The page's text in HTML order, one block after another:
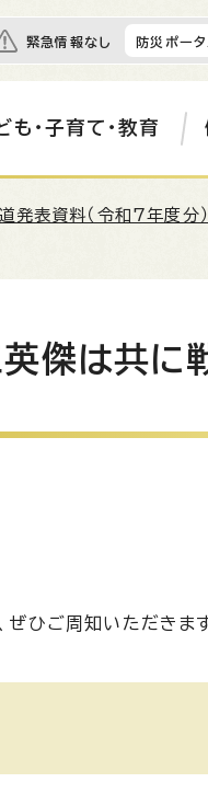
緊急情報なし 防災ポー
も・子育て・教育
発表資料（令和7年度分）
傑は共に
ひご周知いただきま